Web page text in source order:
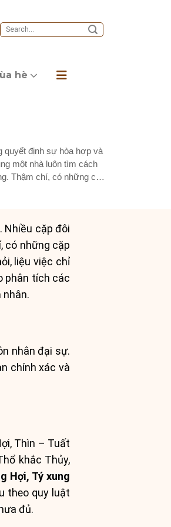
hè
quyết định sự hòa hợp và
một nhà luôn tìm cách
Thậm chí, có những cặp
Nhiều cặp đôi
có những cặp
liệu việc chỉ
phân tích các
nhân.
nhân đại sự.
chính xác và
Thìn – Tuất
khắc Thủy,
Hợi, Tý xung
theo quy luật
đủ.